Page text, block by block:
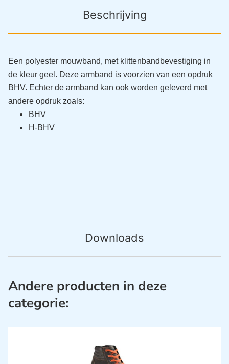
Beschrijving
Downloads
Een polyester mouwband, met klittenbandbevestiging in
de kleur geel. Deze armband is voorzien van een opdruk
BHV. Echter de armband kan ook worden geleverd met
andere opdruk zoals:
BHV
H-BHV
Andere producten in deze
categorie: